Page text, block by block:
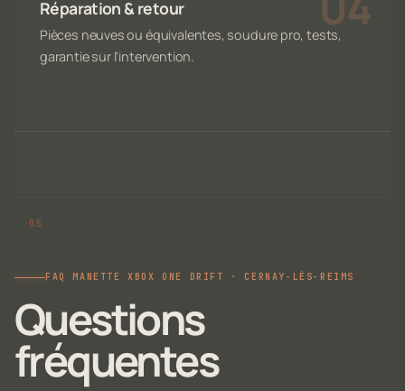
Réparation & retour
Pièces neuves ou équivalentes, soudure pro, tests,
garantie sur l'intervention.
FAQ MANETTE XBOX ONE DRIFT · CERNAY-LÈS-REIMS
Questions
fréquentes